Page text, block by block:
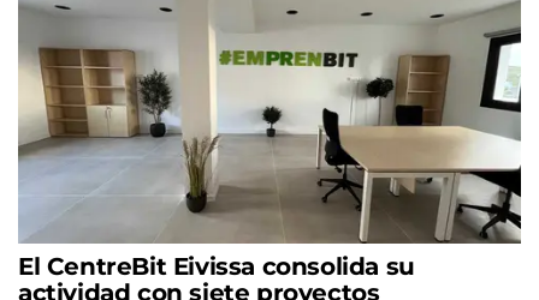
El CentreBit Eivissa consolida su
actividad con siete proyectos